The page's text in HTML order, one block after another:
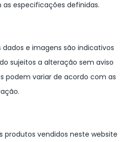
especificações definidas.
dados e imagens são indicativos
sujeitos a alteração sem aviso
podem variar de acordo com as
produtos vendidos neste website